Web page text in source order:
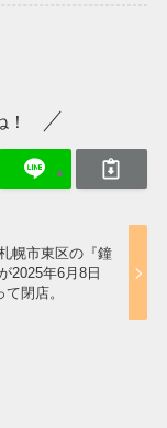
幌市東区の『鐘
2025年6月8日
閉店。